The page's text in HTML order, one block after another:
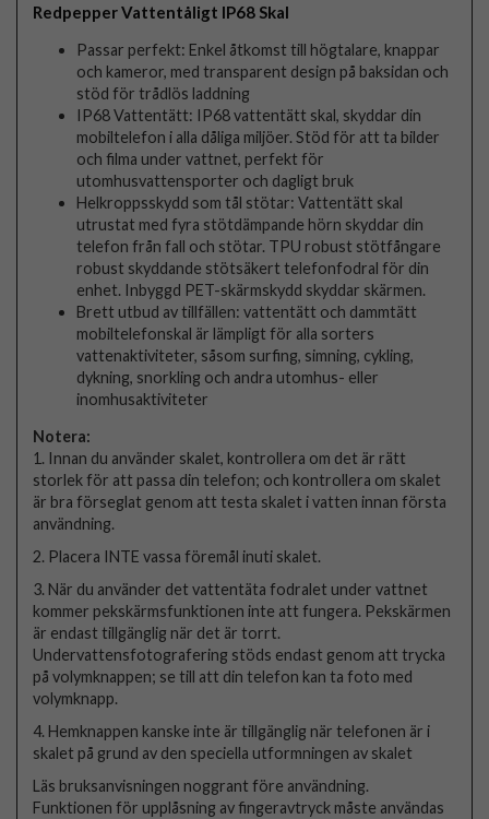
Redpepper Vattentåligt IP68 Skal
Passar perfekt: Enkel åtkomst till högtalare, knappar
och kameror, med transparent design på baksidan och
stöd för trådlös laddning
IP68 Vattentätt: IP68 vattentätt skal, skyddar din
mobiltelefon i alla dåliga miljöer. Stöd för att ta bilder
och filma under vattnet, perfekt för
utomhusvattensporter och dagligt bruk
Helkroppsskydd som tål stötar: Vattentätt skal
utrustat med fyra stötdämpande hörn skyddar din
telefon från fall och stötar. TPU robust stötfångare
robust skyddande stötsäkert telefonfodral för din
enhet. Inbyggd PET-skärmskydd skyddar skärmen.
Brett utbud av tillfällen: vattentätt och dammtätt
mobiltelefonskal är lämpligt för alla sorters
vattenaktiviteter, såsom surfing, simning, cykling,
dykning, snorkling och andra utomhus- eller
inomhusaktiviteter
Notera:
1. Innan du använder skalet, kontrollera om det är rätt
storlek för att passa din telefon; och kontrollera om skalet
är bra förseglat genom att testa skalet i vatten innan första
användning.
2. Placera INTE vassa föremål inuti skalet.
3. När du använder det vattentäta fodralet under vattnet
kommer pekskärmsfunktionen inte att fungera. Pekskärmen
är endast tillgänglig när det är torrt.
Undervattensfotografering stöds endast genom att trycka
på volymknappen; se till att din telefon kan ta foto med
volymknapp.
4. Hemknappen kanske inte är tillgänglig när telefonen är i
skalet på grund av den speciella utformningen av skalet
Läs bruksanvisningen noggrant före användning.
Funktionen för upplåsning av fingeravtryck måste användas